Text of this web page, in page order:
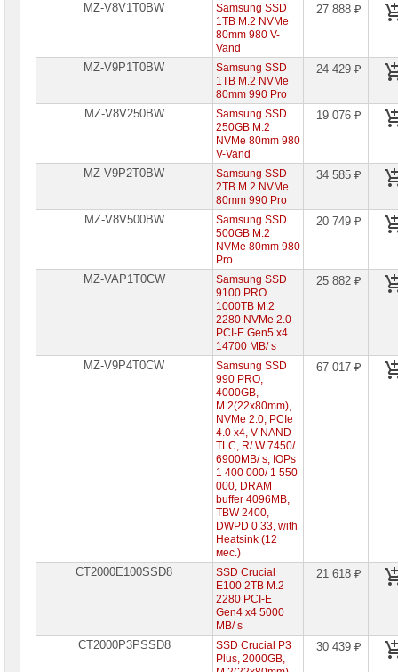
MZ-V8V1T0BW
Samsung SSD
1TB M.2 NVMe
80mm 980 V-
Vand
27 888 ₽
MZ-V9P1T0BW
Samsung SSD
1TB M.2 NVMe
80mm 990 Pro
24 429 ₽
MZ-V8V250BW
Samsung SSD
250GB M.2
NVMe 80mm 980
V-Vand
19 076 ₽
MZ-V9P2T0BW
Samsung SSD
2TB M.2 NVMe
80mm 990 Pro
34 585 ₽
MZ-V8V500BW
Samsung SSD
500GB M.2
NVMe 80mm 980
Pro
20 749 ₽
MZ-VAP1T0CW
Samsung SSD
9100 PRO
1000TB M.2
2280 NVMe 2.0
PCI-E Gen5 x4
14700 MB/ s
25 882 ₽
MZ-V9P4T0CW
Samsung SSD
990 PRO,
4000GB,
M.2(22x80mm),
NVMe 2.0, PCIe
4.0 x4, V-NAND
TLC, R/ W 7450/
6900MB/ s, IOPs
1 400 000/ 1 550
000, DRAM
buffer 4096MB,
TBW 2400,
DWPD 0.33, with
Heatsink (12
мес.)
67 017 ₽
CT2000E100SSD8
SSD Crucial
E100 2TB M.2
2280 PCI-E
Gen4 x4 5000
MB/ s
21 618 ₽
CT2000P3PSSD8
SSD Crucial P3
Plus, 2000GB,
30 439 ₽